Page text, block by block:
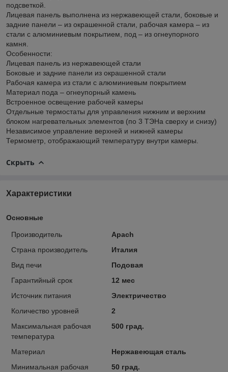
подсветкой.
Лицевая панель выполнена из нержавеющей стали, боковые и
задние панели – из окрашенной стали, рабочая камера – из
стали с алюминиевым покрытием, под – из огнеупорного
камня.
Особенности:
Лицевая панель из нержавеющей стали
Боковые и задние панели из окрашенной стали
Рабочая камера из стали с алюминиевым покрытием
Материал пода – огнеупорный камень
Встроенное освещение рабочей камеры
Отдельные термостаты для управления нижним и верхним
блоком нагревательных элементов (по 3 ТЭНа сверху и снизу)
Независимое управление верхней и нижней камеры
Термометр, отображающий температуру внутри камеры.
Скрыть
Характеристики
Основные
Производитель
Apach
Страна производитель
Италия
Вид печи
Подовая
Гарантийный срок
12 мес
Источник питания
Электричество
Количество уровней
2
Максимальная рабочая
температура
500 град.
Материал
Нержавеющая сталь
Минимальная рабочая
50 град.